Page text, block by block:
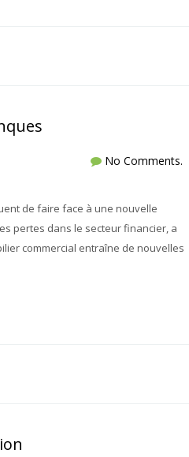
No Comments.
de faire face à une nouvelle
pertes dans le secteur financier, a
commercial entraîne de nouvelles